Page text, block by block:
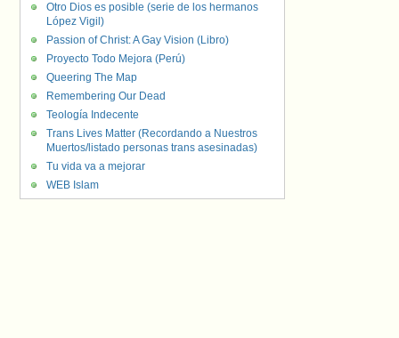
Otro Dios es posible (serie de los hermanos
López Vigil)
Passion of Christ: A Gay Vision (Libro)
Proyecto Todo Mejora (Perú)
Queering The Map
Remembering Our Dead
Teología Indecente
Trans Lives Matter (Recordando a Nuestros
Muertos/listado personas trans asesinadas)
Tu vida va a mejorar
WEB Islam